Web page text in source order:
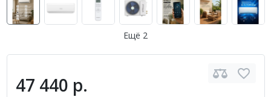
Ещё 2
47 440 р.